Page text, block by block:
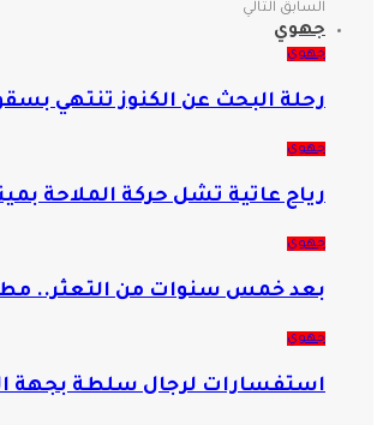
السابق التالي
جهوي
جهوي
رحلة البحث عن الكنوز تنتهي
جهوي
رياح عاتية تشل حركة الملاحة
جهوي
بعد خمس سنوات من التعثر..
جهوي
استفسارات لرجال سلطة بجهة